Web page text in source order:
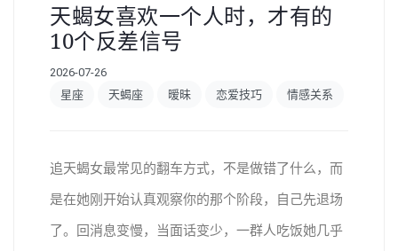
天蝎女喜欢一个人时，才有的
10个反差信号
2026-07-26
星座
天蝎座 暧昧 恋爱技巧 情感关系
追天蝎女最常见的翻车方式，不是做错了什么，而
是在她刚开始认真观察你的那个阶段，自己先退场
了。回消息变慢，当面话变少，一群人吃饭她几乎